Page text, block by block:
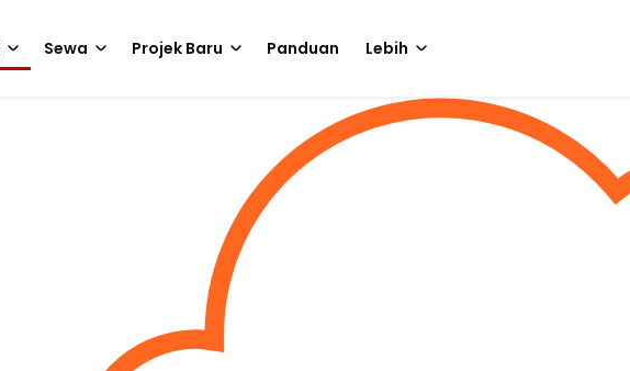
Sewa Projek Baru Panduan Lebih